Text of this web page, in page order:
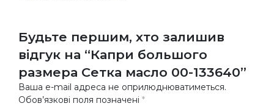
Будьте першим, хто залишив
відгук на “Капри большого
размера Сетка масло 00-133640”
Ваша e-mail адреса не оприлюднюватиметься.
Обов’язкові поля позначені *